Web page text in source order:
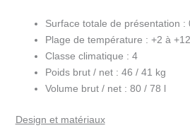
positif
UPD80-
GREY
Surface totale de présentation :
Plage de température : +2 à
Classe climatique : 4
Poids brut / net : 46 / 41 kg
Volume brut / net : 80 / 78 l
Design et matériaux